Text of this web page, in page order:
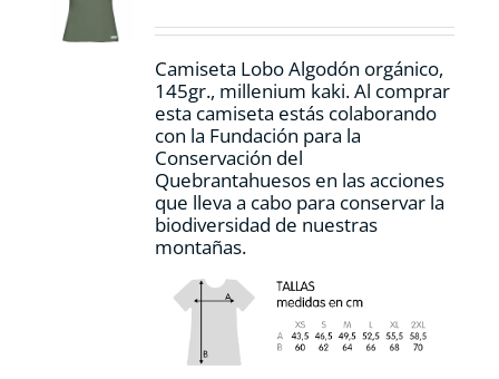
en
página
de
producto
Camiseta Lobo Algodón orgánico,
145gr., millenium kaki. Al comprar
esta camiseta estás colaborando
con la Fundación para la
Conservación del
Quebrantahuesos en las acciones
que lleva a cabo para conservar la
biodiversidad de nuestras
montañas.